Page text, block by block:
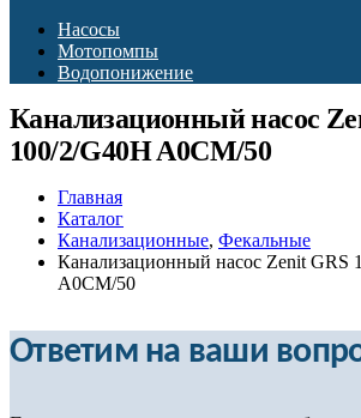
Насосы
Мотопомпы
Водопонижение
Канализационный насос
100/2/G40H A0CM/50
Главная
Каталог
Канализационные, Фекальные
Канализационный насос Zenit GRS
A0CM/50
Ответим на ваши